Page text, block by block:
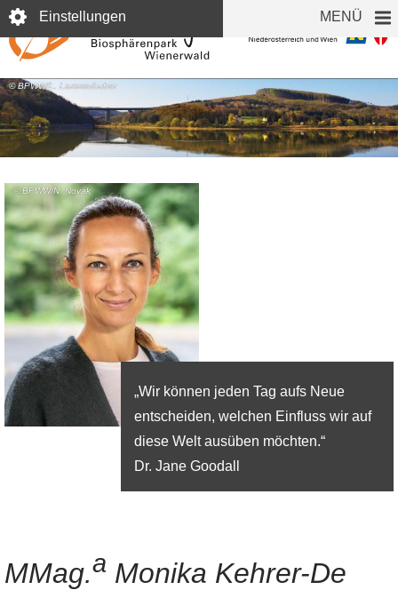
Direkt
zum
Inhalt
Einstellungen MENÜ
© BPWW/L. Lammerhuber
© BPWW/N. Novak
„Wir können jeden Tag aufs Neue
entscheiden, welchen Einfluss wir auf
diese Welt ausüben möchten.“
Dr. Jane Goodall
MMag.a Monika Kehrer-De